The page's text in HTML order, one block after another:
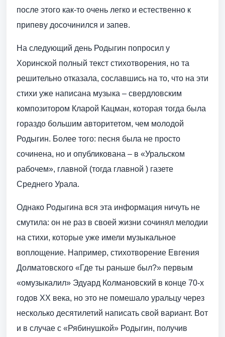
после этого как-то очень легко и естественно к
припеву досочинился и запев.
На следующий день Родыгин попросил у
Хоринской полный текст стихотворения, но та
решительно отказала, сославшись на то, что на эти
стихи уже написана музыка – свердловским
композитором Кларой Кацман, которая тогда была
гораздо большим авторитетом, чем молодой
Родыгин. Более того: песня была не просто
сочинена, но и опубликована – в «Уральском
рабочем», главной (тогда главной ) газете
Среднего Урала.
Однако Родыгина вся эта информация ничуть не
смутила: он не раз в своей жизни сочинял мелодии
на стихи, которые уже имели музыкальное
воплощение. Например, стихотворение Евгения
Долматовского «Где ты раньше был?» первым
«омузыкалил» Эдуард Колмановский в конце 70-х
годов ХХ века, но это не помешало уральцу через
несколько десятилетий написать свой вариант. Вот
и в случае с «Рябинушкой» Родыгин, получив